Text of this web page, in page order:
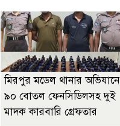
মিরপুর মডেল থানার অভিযানে
৯০ বোতল ফেনসিডিলসহ দুই
মাদক কারবারি গ্রেফতার